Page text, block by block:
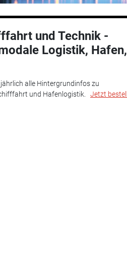
und Technik -
Logistik, Hafen,
alle Hintergrundinfos zu
und Hafenlogistik. Jetzt